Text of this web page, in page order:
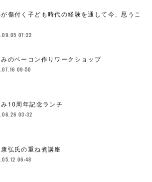
が傷付く子ども時代の経験を通して今、思うこ
07:22
のベーコン作りワークショップ
09:50
10周年記念ランチ
03:32
弘氏の重ね煮講座
06:48